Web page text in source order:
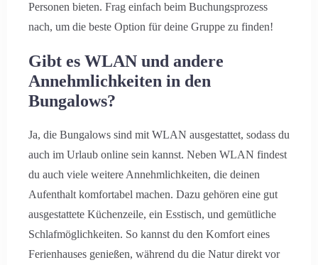
Personen bieten. Frag einfach beim Buchungsprozess
nach, um die beste Option für deine Gruppe zu finden!
Gibt es WLAN und andere
Annehmlichkeiten in den
Bungalows?
Ja, die Bungalows sind mit WLAN ausgestattet, sodass du
auch im Urlaub online sein kannst. Neben WLAN findest
du auch viele weitere Annehmlichkeiten, die deinen
Aufenthalt komfortabel machen. Dazu gehören eine gut
ausgestattete Küchenzeile, ein Esstisch, und gemütliche
Schlafmöglichkeiten. So kannst du den Komfort eines
Ferienhauses genießen, während du die Natur direkt vor